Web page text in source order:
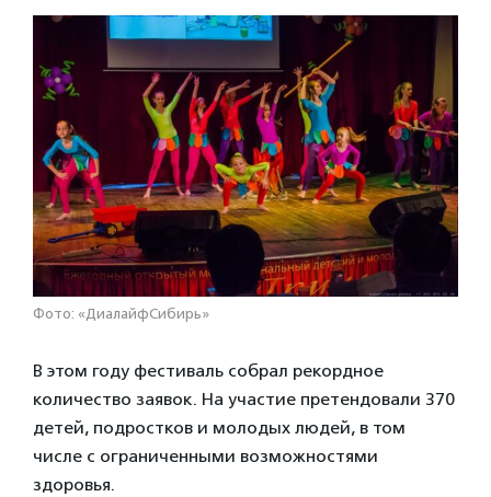
Фото: «ДиалайфСибирь»
В этом году фестиваль собрал рекордное
количество заявок. На участие претендовали 370
детей, подростков и молодых людей, в том
числе с ограниченными возможностями
здоровья.